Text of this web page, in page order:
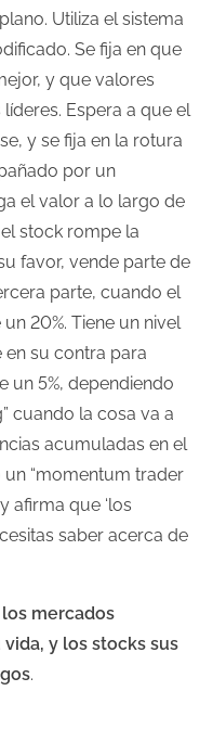
Utiliza el sistema
Se fija en que
y que valores
Espera a que el
y se fija en la rotura
por un
el valor a lo largo de
stock rompe la
favor, vende parte de
parte, cuando el
20%. Tiene un nivel
su contra para
un 5%, dependiendo
cuando la cosa va a
acumuladas en el
“momentum trader
afirma que ‘los
saber acerca de
los mercados
y los stocks sus
.